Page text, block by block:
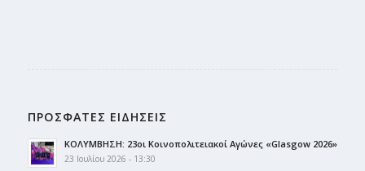
ΠΡΟΣΦΑΤΕΣ ΕΙΔΗΣΕΙΣ
ΚΟΛΥΜΒΗΣΗ: 23οι Κοινοπολιτειακοί Αγώνες «Glasgow 2026»
23 Ιουλίου 2026 - 13:30